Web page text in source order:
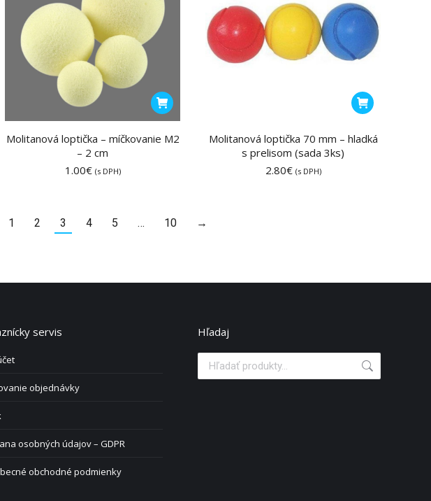
Molitanová loptička – míčkovanie M2
– 2 cm
1.00€ (s DPH)
Molitanová loptička 70 mm – hladká
s prelisom (sada 3ks)
2.80€ (s DPH)
1 2 3 4 5 … 10 →
servis
objednávky
osobných údajov – GDPR
obchodné podmienky
Hľadaj